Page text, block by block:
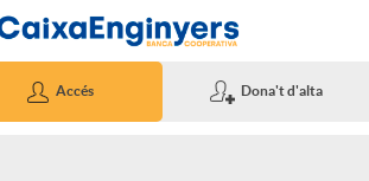
Accés Dona't d'alta